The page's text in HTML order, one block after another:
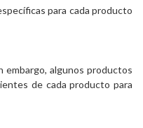
para cada producto
embargo, algunos productos
de cada producto para